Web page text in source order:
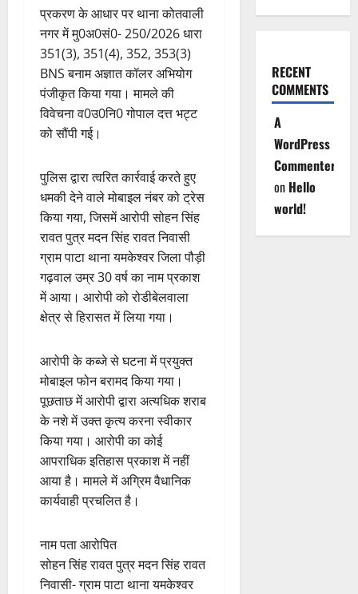
प्रकरण के आधार पर थाना कोतवाली
नगर में मु0अ0सं0- 250/2026 धारा
351(3), 351(4), 352, 353(3)
BNS बनाम अज्ञात कॉलर अभियोग
पंजीकृत किया गया। मामले की
विवेचना व0उ0नि0 गोपाल दत्त भट्ट
को सौंपी गई।
पुलिस द्वारा त्वरित कार्रवाई करते हुए
धमकी देने वाले मोबाइल नंबर को ट्रेस
किया गया, जिसमें आरोपी सोहन सिंह
रावत पुत्र मदन सिंह रावत निवासी
ग्राम पाटा थाना यमकेश्वर जिला पौड़ी
गढ़वाल उम्र 30 वर्ष का नाम प्रकाश
में आया। आरोपी को रोडीबेलवाला
क्षेत्र से हिरासत में लिया गया।
आरोपी के कब्जे से घटना में प्रयुक्त
मोबाइल फोन बरामद किया गया।
पूछताछ में आरोपी द्वारा अत्यधिक शराब
के नशे में उक्त कृत्य करना स्वीकार
किया गया। आरोपी का कोई
आपराधिक इतिहास प्रकाश में नहीं
आया है। मामले में अग्रिम वैधानिक
कार्यवाही प्रचलित है।
नाम पता आरोपित
सोहन सिंह रावत पुत्र मदन सिंह रावत
निवासी- ग्राम पाटा थाना यमकेश्वर
RECENT
COMMENTS
A
WordPress
Commenter
on Hello
world!